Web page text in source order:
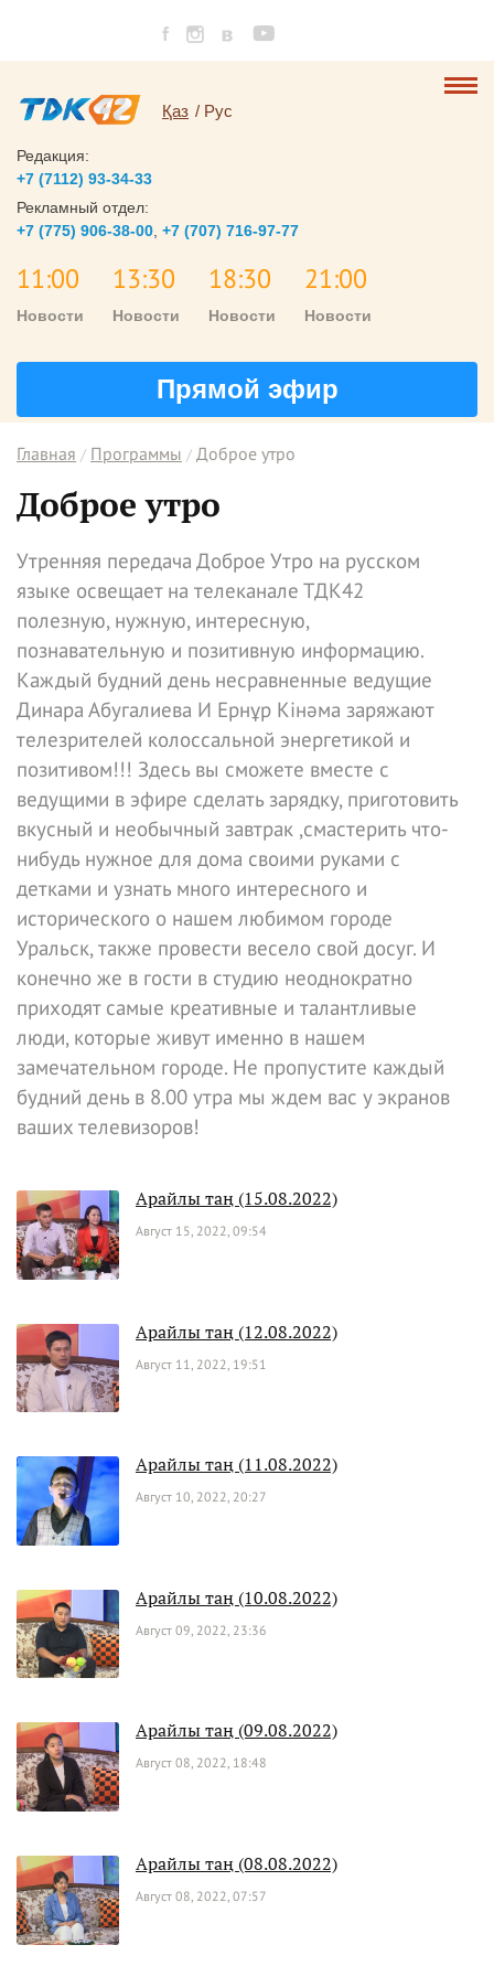
Қаз Рус
Редакция:
+7 (7112) 93-34-33
Рекламный отдел:
+7 (775) 906-38-00 +7 (707) 716-97-77
11:00
Новости
13:30
Новости
18:30
Новости
21:00
Новости
Прямой эфир
Главная Программы Доброе утро
Доброе утро
Утренняя передача Доброе Утро на русском
языке освещает на телеканале ТДК42
полезную, нужную, интересную,
познавательную и позитивную информацию.
Каждый будний день несравненные ведущие
Динара Абугалиева И Ернұр Кінәма заряжают
телезрителей колоссальной энергетикой и
позитивом!!! Здесь вы сможете вместе с
ведущими в эфире сделать зарядку, приготовить
вкусный и необычный завтрак ,смастерить что-
нибудь нужное для дома своими руками с
детками и узнать много интересного и
исторического о нашем любимом городе
Уральск, также провести весело свой досуг. И
конечно же в гости в студию неоднократно
приходят самые креативные и талантливые
люди, которые живут именно в нашем
замечательном городе. Не пропустите каждый
будний день в 8.00 утра мы ждем вас у экранов
ваших телевизоров!
Арайлы таң (15.08.2022)
Август 15, 2022, 09:54
Арайлы таң (12.08.2022)
Август 11, 2022, 19:51
Арайлы таң (11.08.2022)
Август 10, 2022, 20:27
Арайлы таң (10.08.2022)
Август 09, 2022, 23:36
Арайлы таң (09.08.2022)
Август 08, 2022, 18:48
Арайлы таң (08.08.2022)
Август 08, 2022, 07:57